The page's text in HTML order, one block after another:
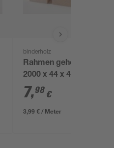
binderholz
Rahmen gehobelt
2000 x 44 x 44 mm
7,98 €
3,99 € / Meter